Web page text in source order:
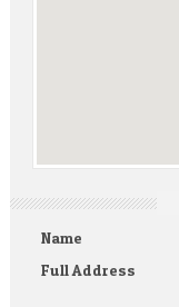
Name
Full Address